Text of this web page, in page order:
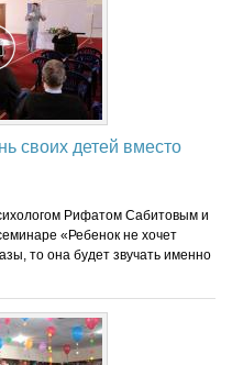
своих детей вместо
Рифатом Сабитовым и
«Ребенок не хочет
то она будет звучать именно